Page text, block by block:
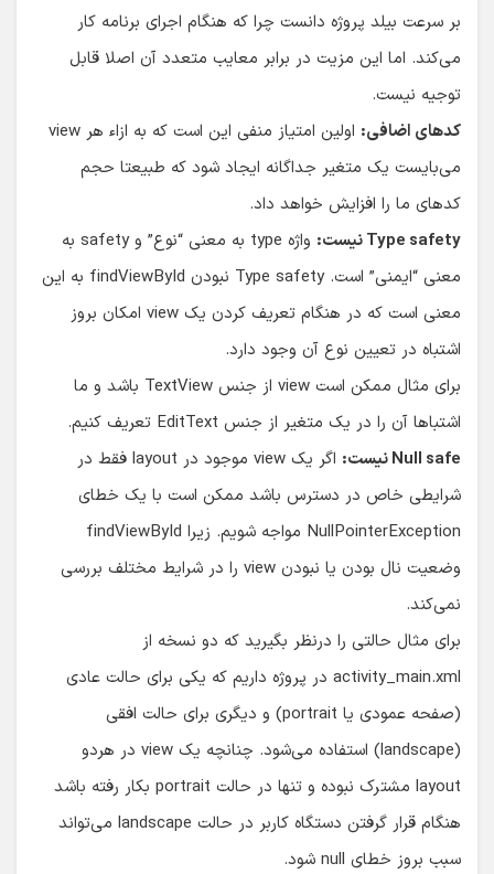
بر سرعت بیلد پروژه دانست چرا که هنگام اجرای برنامه کار
می‌کند. اما این مزیت در برابر معایب متعدد آن اصلا قابل
توجیه نیست.
کدهای اضافی:
اولین امتیاز منفی این است که به ازاء هر view
می‌بایست یک متغیر جداگانه ایجاد شود که طبیعتا حجم
کدهای ما را افزایش خواهد داد.
Type safety نیست:
واژه type به معنی “نوع” و safety به
معنی “ایمنی” است. Type safety نبودن findViewById به این
معنی است که در هنگام تعریف کردن یک view امکان بروز
اشتباه در تعیین نوع آن وجود دارد.
برای مثال ممکن است view از جنس TextView باشد و ما
اشتباها آن را در یک متغیر از جنس EditText تعریف کنیم.
Null safe نیست:
اگر یک view موجود در layout فقط در
شرایطی خاص در دسترس باشد ممکن است با یک خطای
NullPointerException مواجه شویم. زیرا findViewById
وضعیت نال بودن یا نبودن view را در شرایط مختلف بررسی
نمی‌کند.
برای مثال حالتی را درنظر بگیرید که دو نسخه از
activity_main.xml در پروژه داریم که یکی برای حالت عادی
(صفحه عمودی یا portrait) و دیگری برای حالت افقی
(landscape) استفاده می‌شود. چنانچه یک view در هردو
layout مشترک نبوده و تنها در حالت portrait بکار رفته باشد
هنگام قرار گرفتن دستگاه کاربر در حالت landscape می‌تواند
سبب بروز خطای null شود.